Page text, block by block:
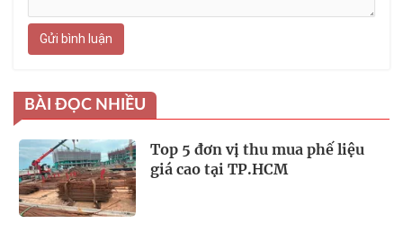
Gửi bình luận
BÀI ĐỌC NHIỀU
Top 5 đơn vị thu mua phế liệu
giá cao tại TP.HCM